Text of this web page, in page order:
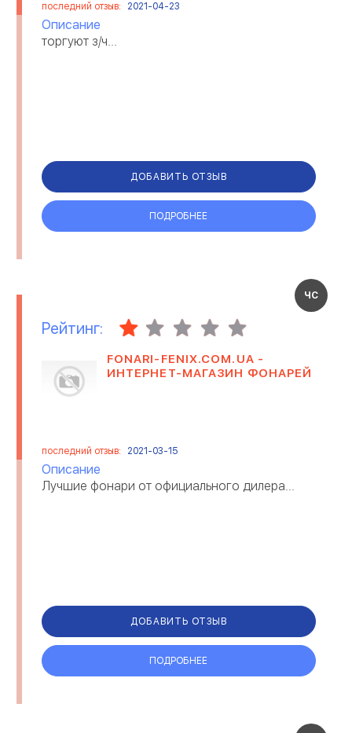
последний отзыв: 2021-04-23
Описание
торгуют з/ч...
ДОБАВИТЬ ОТЗЫВ
ПОДРОБНЕЕ
ЧС
Рейтинг:
FONARI-FENIX.COM.UA -
ИНТЕРНЕТ-МАГАЗИН ФОНАРЕЙ
последний отзыв: 2021-03-15
Описание
Лучшие фонари от официального дилера...
ДОБАВИТЬ ОТЗЫВ
ПОДРОБНЕЕ